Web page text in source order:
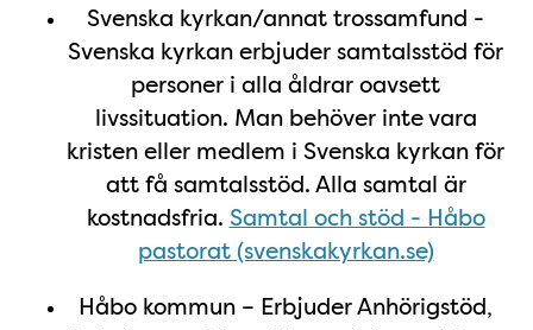
Svenska kyrkan/annat trossamfund -
Svenska kyrkan erbjuder samtalsstöd för
personer i alla åldrar oavsett
livssituation. Man behöver inte vara
kristen eller medlem i Svenska kyrkan för
att få samtalsstöd. Alla samtal är
kostnadsfria. Samtal och stöd - Håbo
pastorat (svenskakyrkan.se)
Håbo kommun – Erbjuder Anhörigstöd,